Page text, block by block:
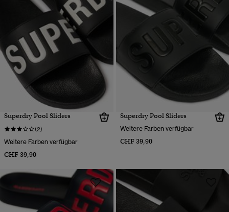
Superdry Pool Sliders
(2)
Weitere Farben verfügbar
CHF 39,90
Superdry Pool Sliders
Weitere Farben verfügbar
CHF 39,90